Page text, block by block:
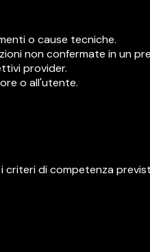
o cause tecniche.
non confermate in un
provider.
o all'utente.
di competenza